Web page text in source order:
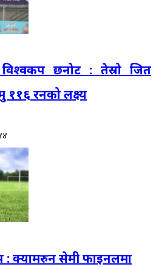
छनोट : तेस्रो जित
११६ रनको लक्ष्य
: क्यामरुन सेमी फाइनलमा